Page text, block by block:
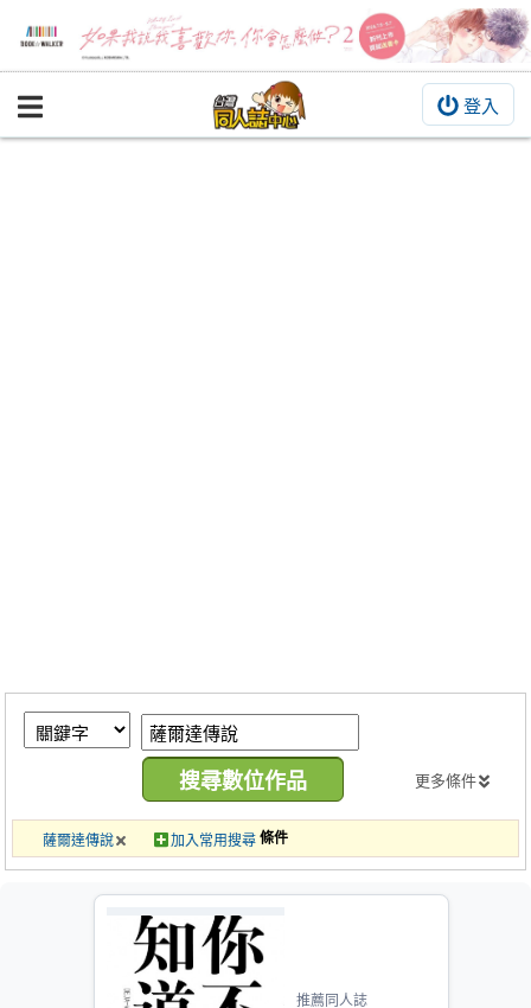
登入
BOOKY書集倉庫
繪圖藝廊
交流中心
攤位轉讓區
會員功能選單
會員中心
登入
更多條件
條件
薩爾達傳說 加入常用搜尋
推薦同人誌